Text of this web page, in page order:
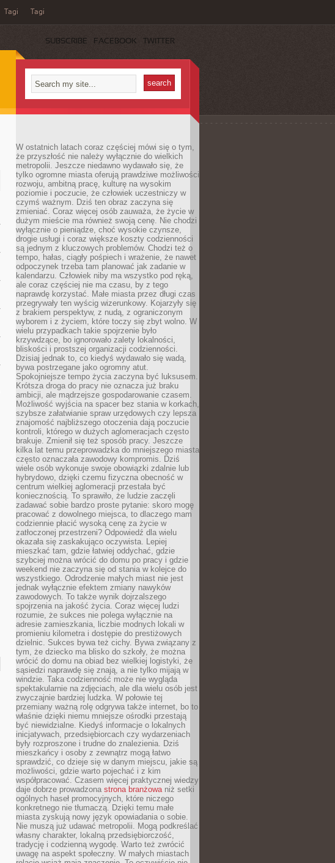
Tagi Tagi
SUBSCRIBE FACEBOOK TWITTER
W ostatnich latach coraz częściej mówi się o tym,
że przyszłość nie należy wyłącznie do wielkich
metropolii. Jeszcze niedawno wydawało się, że
tylko ogromne miasta oferują prawdziwe możliwości
rozwoju, ambitną pracę, kulturę na wysokim
poziomie i poczucie, że człowiek uczestniczy w
czymś ważnym. Dziś ten obraz zaczyna się
zmieniać. Coraz więcej osób zauważa, że życie w
dużym mieście ma również swoją cenę. Nie chodzi
wyłącznie o pieniądze, choć wysokie czynsze,
drogie usługi i coraz większe koszty codzienności
są jednym z kluczowych problemów. Chodzi też o
tempo, hałas, ciągły pośpiech i wrażenie, że nawet
odpoczynek trzeba tam planować jak zadanie w
kalendarzu. Człowiek niby ma wszystko pod ręką,
ale coraz częściej nie ma czasu, by z tego
naprawdę korzystać. Małe miasta przez długi czas
przegrywały ten wyścig wizerunkowy. Kojarzyły się
z brakiem perspektyw, z nudą, z ograniczonym
wyborem i z życiem, które toczy się zbyt wolno. W
wielu przypadkach takie spojrzenie było
krzywdzące, bo ignorowało zalety lokalności,
bliskości i prostszej organizacji codzienności.
Dzisiaj jednak to, co kiedyś wydawało się wadą,
bywa postrzegane jako ogromny atut.
Spokojniejsze tempo życia zaczyna być luksusem.
Krótsza droga do pracy nie oznacza już braku
ambicji, ale mądrzejsze gospodarowanie czasem.
Możliwość wyjścia na spacer bez stania w korkach,
szybsze załatwianie spraw urzędowych czy lepsza
znajomość najbliższego otoczenia dają poczucie
kontroli, którego w dużych aglomeracjach często
brakuje. Zmienił się też sposób pracy. Jeszcze
kilka lat temu przeprowadzka do mniejszego miasta
często oznaczała zawodowy kompromis. Dziś
wiele osób wykonuje swoje obowiązki zdalnie lub
hybrydowo, dzięki czemu fizyczna obecność w
centrum wielkiej aglomeracji przestała być
koniecznością. To sprawiło, że ludzie zaczęli
zadawać sobie bardzo proste pytanie: skoro mogę
pracować z dowolnego miejsca, to dlaczego mam
codziennie płacić wysoką cenę za życie w
zatłoczonej przestrzeni? Odpowiedź dla wielu
okazała się zaskakująco oczywista. Lepiej
mieszkać tam, gdzie łatwiej oddychać, gdzie
szybciej można wrócić do domu po pracy i gdzie
weekend nie zaczyna się od stania w kolejce do
wszystkiego. Odrodzenie małych miast nie jest
jednak wyłącznie efektem zmiany nawyków
zawodowych. To także wynik dojrzalszego
spojrzenia na jakość życia. Coraz więcej ludzi
rozumie, że sukces nie polega wyłącznie na
adresie zamieszkania, liczbie modnych lokali w
promieniu kilometra i dostępie do prestiżowych
dzielnic. Sukces bywa też cichy. Bywa związany z
tym, że dziecko ma blisko do szkoły, że można
wrócić do domu na obiad bez wielkiej logistyki, że
sąsiedzi naprawdę się znają, a nie tylko mijają w
windzie. Taka codzienność może nie wygląda
spektakularnie na zdjęciach, ale dla wielu osób jest
zwyczajnie bardziej ludzka. W połowie tej
przemiany ważną rolę odgrywa także internet, bo to
właśnie dzięki niemu mniejsze ośrodki przestają
być niewidzialne. Kiedyś informacje o lokalnych
inicjatywach, przedsiębiorcach czy wydarzeniach
były rozproszone i trudne do znalezienia. Dziś
mieszkańcy i osoby z zewnątrz mogą łatwo
sprawdzić, co dzieje się w danym miejscu, jakie są
możliwości, gdzie warto pojechać i z kim
współpracować. Czasem więcej praktycznej wiedzy
daje dobrze prowadzona strona branżowaniż setki
ogólnych haseł promocyjnych, które niczego
konkretnego nie tłumaczą. Dzięki temu małe
miasta zyskują nowy język opowiadania o sobie.
Nie muszą już udawać metropolii. Mogą podkreślać
własny charakter, lokalną przedsiębiorczość,
tradycję i codzienną wygodę. Warto też zwrócić
uwagę na aspekt społeczny. W małych miastach